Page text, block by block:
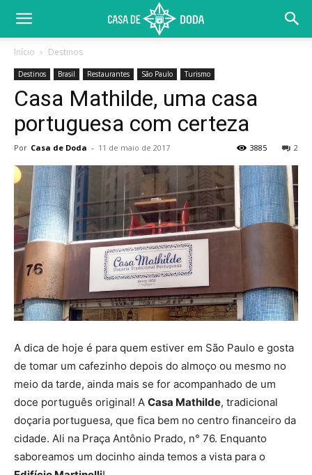
Início Destinos
Destinos Brasil Restaurantes São Paulo Turismo
Casa Mathilde, uma casa
portuguesa com certeza
Por Casa de Doda - 11 de maio de 2017 2
3885
A dica de hoje é para quem estiver em São Paulo e gosta
de tomar um cafezinho depois do almoço ou mesmo no
meio da tarde, ainda mais se for acompanhado de um
doce português original! A Casa Mathilde, tradicional
doçaria portuguesa, que fica bem no centro financeiro da
cidade. Ali na Praça Antônio Prado, n° 76. Enquanto
saboreamos um docinho ainda temos a vista para o